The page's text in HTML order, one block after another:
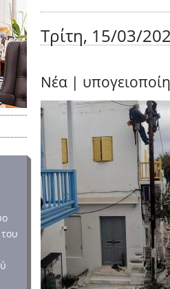
Τρίτη, 15/03/
Νέα |